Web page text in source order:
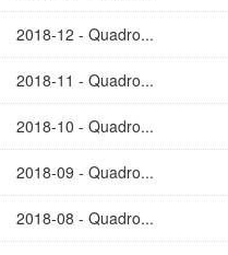
2018-12 - Quadro...
2018-11 - Quadro...
2018-10 - Quadro...
2018-09 - Quadro...
2018-08 - Quadro...